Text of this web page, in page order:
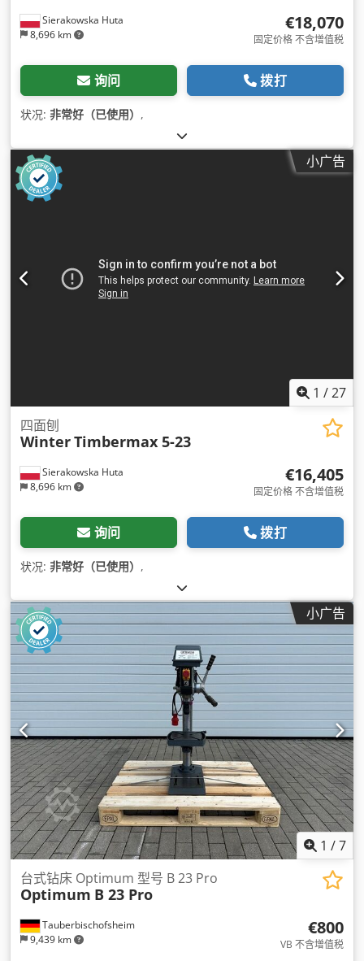
Sierakowska Huta
8,696 km
€18,070
固定价格 不含增值税
询问 拨打
状况: 非常好（已使用） ,
小广告
1 /27
Sierakowska Huta
8,696 km
四面刨
WinterTimbermax 5-23
€16,405
固定价格 不含增值税
询问 拨打
状况: 非常好（已使用） ,
小广告
1 /7
Tauberbischofsheim
9,439 km
台式钻床 Optimum 型号 B 23 Pro
Optimum B 23 Pro
€800
VB 不含增值税